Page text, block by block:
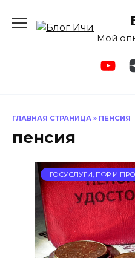
содержанию
Мой
ГЛАВНАЯ СТРАНИЦА » ПЕНСИЯ
пенсия
ГОСУСЛУГИ, ПФР И